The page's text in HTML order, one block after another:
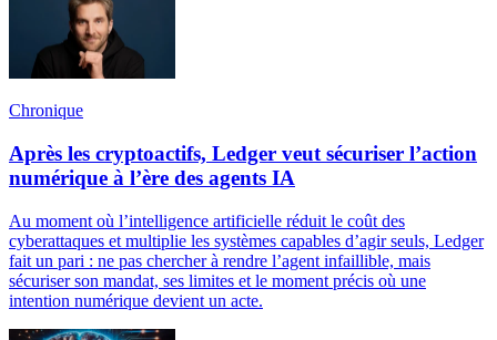
Chronique
Après les cryptoactifs, Ledger veut sécuriser l’action
numérique à l’ère des agents IA
Au moment où l’intelligence artificielle réduit le coût des
cyberattaques et multiplie les systèmes capables d’agir seuls, Ledger
fait un pari : ne pas chercher à rendre l’agent infaillible, mais
sécuriser son mandat, ses limites et le moment précis où une
intention numérique devient un acte.